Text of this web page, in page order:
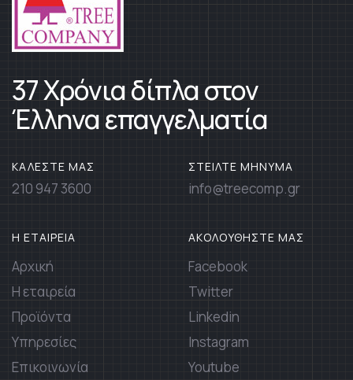
37 Χρόνια δίπλα στον
Έλληνα επαγγελματία
ΚΑΛΕΣΤΕ ΜΑΣ
210 947 3600
ΣΤΕΙΛΤΕ ΜΗΝΥΜΑ
info@treecomp.gr
Η ΕΤΑΙΡΕΙΑ
Αρχική
Η εταιρεία
Προϊόντα
Υπηρεσίες
Επικοινωνία
ΑΚΟΛΟΥΘΗΣΤΕ ΜΑΣ
Facebook
Twitter
Linkedin
Instagram
Youtube